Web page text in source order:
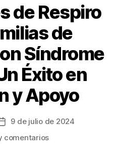
de Respiro
de
Síndrome
Éxito en
y Apoyo
9 de julio de 2024
comentarios